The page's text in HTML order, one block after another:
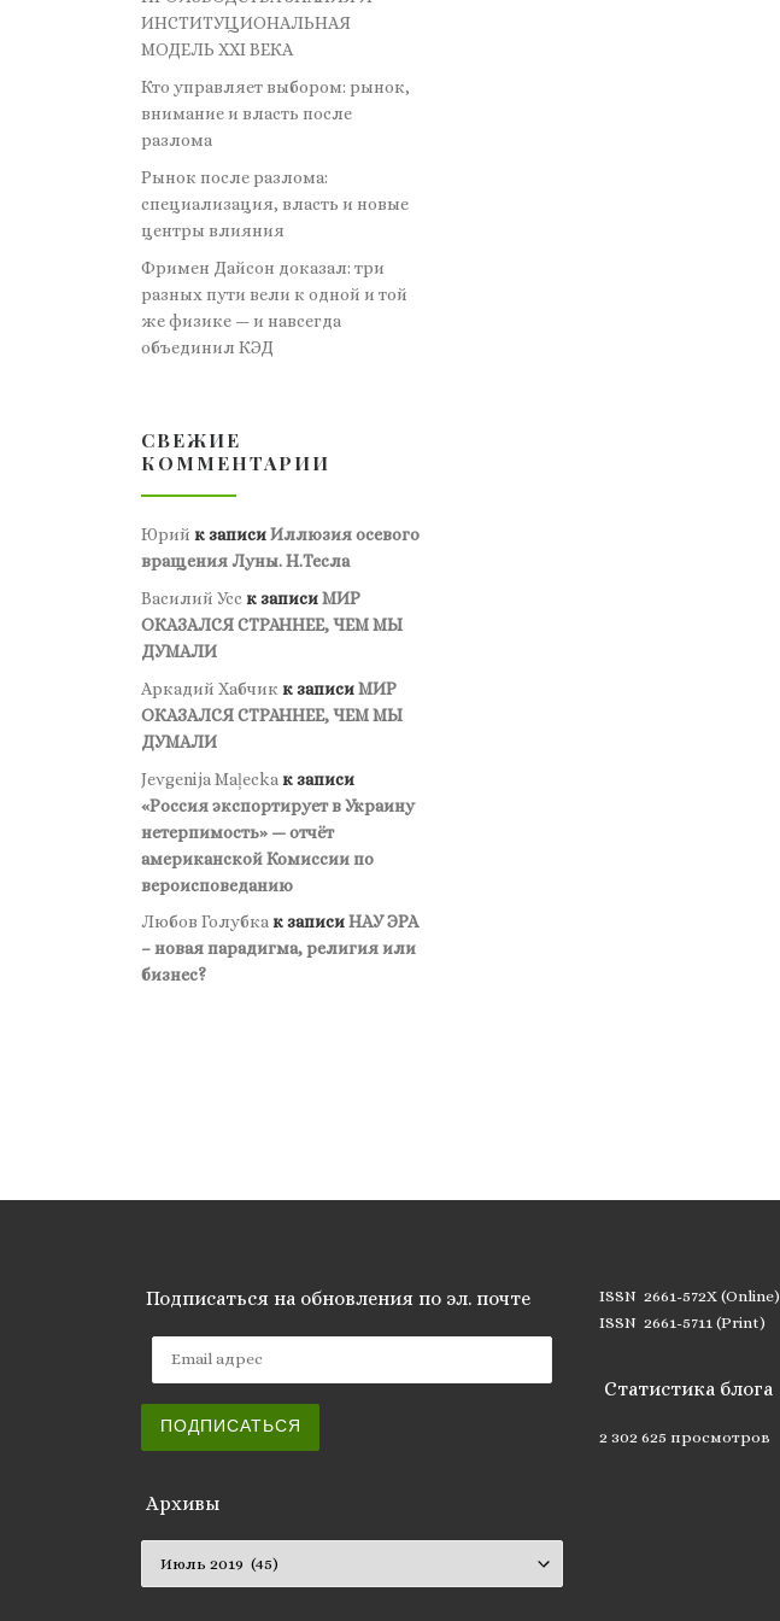
ИНСТИТУЦИОНАЛЬНАЯ
МОДЕЛЬ XXI ВЕКА
Кто управляет выбором: рынок,
внимание и власть после
разлома
Рынок после разлома:
специализация, власть и новые
центры влияния
Фримен Дайсон доказал: три
разных пути вели к одной и той
же физике — и навсегда
объединил КЭД
СВЕЖИЕ
КОММЕНТАРИИ
Юрий к записиИллюзия осевого
вращения Луны. Н.Тесла
Василий Усс к записиМИР
ОКАЗАЛСЯ СТРАННЕЕ, ЧЕМ МЫ
ДУМАЛИ
Аркадий Хабчик к записиМИР
ОКАЗАЛСЯ СТРАННЕЕ, ЧЕМ МЫ
ДУМАЛИ
Jevgenija Maļecka к записи
«Россия экспортирует в Украину
нетерпимость» — отчёт
американской Комиссии по
вероисповеданию
Любов Голубкак записиНАУ ЭРА
– новая парадигма, религия или
бизнес?
Подписаться на обновления по эл. почте
ПОДПИСАТЬСЯ
Архивы
ISSN 2661-572X (Online)
ISSN 2661-5711 (Print)
Статистика блога
2 302 625 просмотров